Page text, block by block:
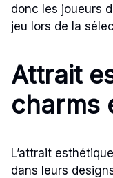
donc les joueurs
jeu lors de la
Attrait
charms
L’attrait
dans leurs